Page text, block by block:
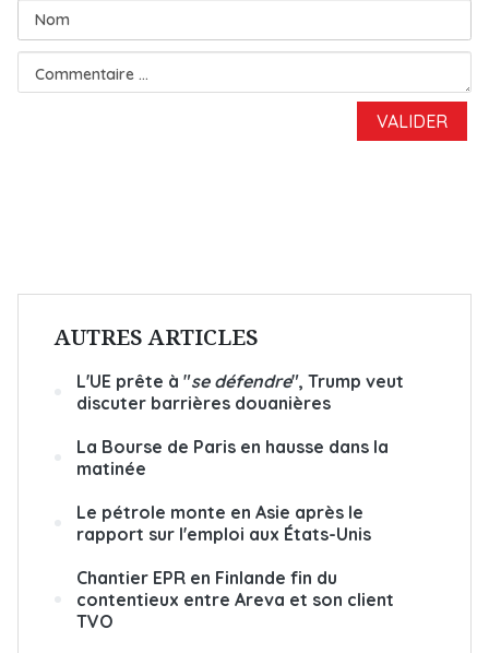
AUTRES ARTICLES
L'UE prête à "se défendre", Trump veut
discuter barrières douanières
La Bourse de Paris en hausse dans la
matinée
Le pétrole monte en Asie après le
rapport sur l'emploi aux États-Unis
Chantier EPR en Finlande fin du
contentieux entre Areva et son client
TVO